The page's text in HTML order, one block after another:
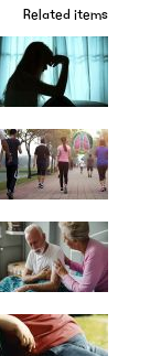
Related items